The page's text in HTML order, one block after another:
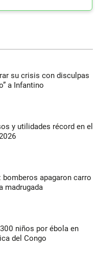
su crisis con disculpas
a Infantino
y utilidades récord en el
apagaron carro
madrugada
niños por ébola en
del Congo